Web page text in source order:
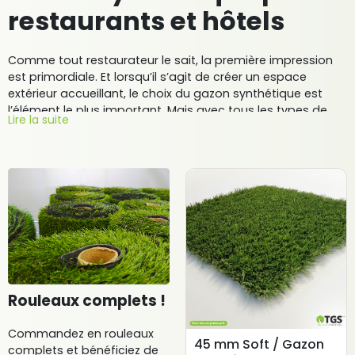
restaurants et hôtels
Comme tout restaurateur le sait, la première impression
est primordiale. Et lorsqu’il s’agit de créer un espace
extérieur accueillant, le choix du gazon synthétique est
l’élément le plus important. Mais avec tous les types de
gazon disponibles, comment choisir celui qui convient le
beaucoup de clients qui vont et viennent, il est préférable
de choisir un gazon qui est durable, facile à entretenir et à
nettoyer. Deuxièmement, tenez compte du style de votre
restaurant. Si vous avez un restaurant plus décontracté,
vous devrez choisir un gazon synthétique qui a un aspect
plus naturel. Enfin, vous devez impérativement opter pour
une hauteur de fibre adéquate pour l’aménagement de
vos espaces intérieurs et/ou extérieurs. Avec toutes les
options disponibles, il est essentiel de prendre le temps de
trouver le gazon parfait pour la terrasse de votre
restaurant.
Lire la suite
Rouleaux complets !
Commandez en rouleaux
complets et bénéficiez de
45 mm Soft / Gazon